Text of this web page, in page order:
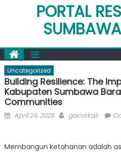
PORTAL
Uncategorized
Building Resilience: The
Kabupaten Sumbawa
Communities
Posted
April 24, 2026 Author
gacorkali
Membangun ketahanan adalah